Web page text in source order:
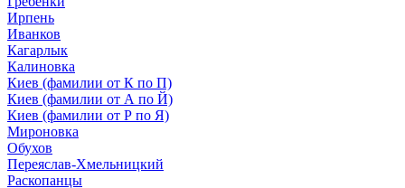
Ирпень
Иванков
Кагарлык
Калиновка
Киев (фамилии от К по П)
Киев (фамилии от А по Й)
Киев (фамилии от Р по Я)
Мироновка
Обухов
Переяслав-Хмельницкий
Раскопанцы